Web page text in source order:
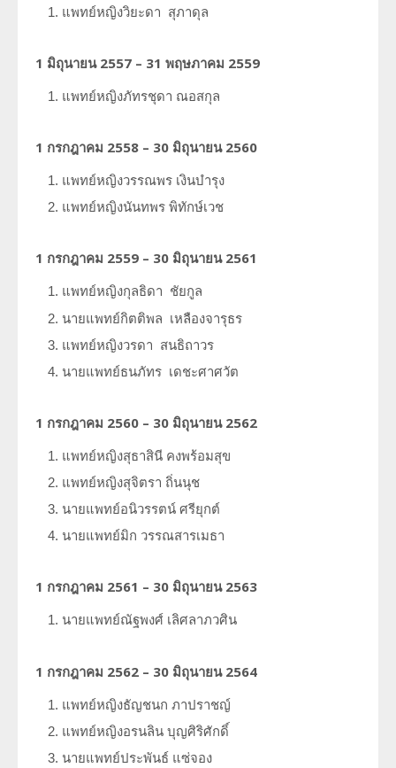
แพทย์หญิงวิยะดา สุภาดุล
1 มิถุนายน 2557 – 31 พฤษภาคม 2559
แพทย์หญิงภัทรชุดา ณอสกุล
1 กรกฎาคม 2558 – 30 มิถุนายน 2560
แพทย์หญิงวรรณพร เงินบำรุง
แพทย์หญิงนันทพร พิทักษ์เวช
1 กรกฎาคม 2559 – 30 มิถุนายน 2561
แพทย์หญิงกุลธิดา ชัยกูล
นายแพทย์กิตติพล เหลืองจารุธร
แพทย์หญิงวรดา สนธิถาวร
นายแพทย์ธนภัทร เดชะศาศวัต
1 กรกฎาคม 2560 – 30 มิถุนายน 2562
แพทย์หญิงสุธาสินี คงพร้อมสุข
แพทย์หญิงสุจิตรา ถิ่นนุช
นายแพทย์อนิวรรตน์ ศรียุกต์
นายแพทย์มิก วรรณสารเมธา
1 กรกฎาคม 2561 – 30 มิถุนายน 2563
นายแพทย์ณัฐพงศ์ เลิศลาภวศิน
1 กรกฎาคม 2562 – 30 มิถุนายน 2564
แพทย์หญิงธัญชนก ภาปราชญ์
แพทย์หญิงอรนลิน บุญศิริศักดิ์
นายแพทย์ประพันธ์ แซ่จอง